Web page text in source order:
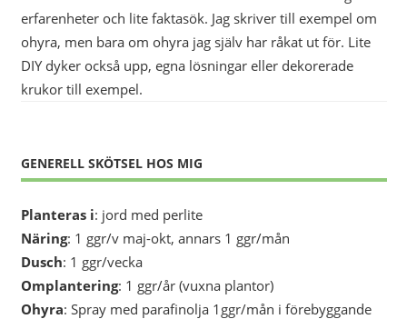
erfarenheter och lite faktasök. Jag skriver till exempel om
ohyra, men bara om ohyra jag själv har råkat ut för. Lite
DIY dyker också upp, egna lösningar eller dekorerade
krukor till exempel.
GENERELL SKÖTSEL HOS MIG
Planteras i: jord med perlite
Näring: 1 ggr/v maj-okt, annars 1 ggr/mån
Dusch: 1 ggr/vecka
Omplantering: 1 ggr/år (vuxna plantor)
Ohyra: Spray med parafinolja 1ggr/mån i förebyggande